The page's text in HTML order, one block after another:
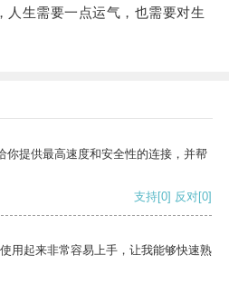
生需要一点运气，也需要对生
你提供最高速度和安全性的连接，并帮
支持[0] 反对[0]
用起来非常容易上手，让我能够快速熟